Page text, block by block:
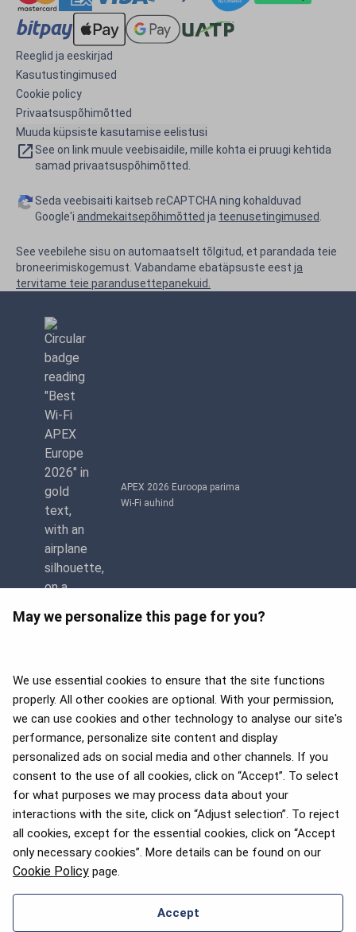
May we personalize this page for you?
We use essential cookies to ensure that the site functions
properly. All other cookies are optional. With your permission,
we can use cookies and other technology to analyse our site's
performance, personalize site content and display
personalized ads on social media and other channels. If you
consent to the use of all cookies, click on “Accept”. To select
for what purposes we may process data about your
interactions with the site, click on “Adjust selection”. To reject
all cookies, except for the essential cookies, click on “Accept
only necessary cookies”. More details can be found on our
Cookie Policy page.
Accept
Reeglid ja eeskirjad
Kasutustingimused
Cookie policy
Privaatsuspõhimõtted
Muuda küpsiste kasutamise eelistusi
See on link muule veebisaidile, mille kohta ei pruugi kehtida
samad privaatsuspõhimõtted.
Seda veebisaiti kaitseb reCAPTCHA ning kohalduvad
Google'i andmekaitsepõhimõtted ja teenusetingimused
See veebilehe sisu on automaatselt tõlgitud, et parandada teie
broneerimiskogemust. Vabandame ebatäpsuste eest ja
tervitame teie parandusettepanekuid.
APEX 2026 Euroopa parima
Wi-Fi auhind
APEX 2026 Five Star Major
Airline Award
2025. aasta Flyers' Choice
auhinnad